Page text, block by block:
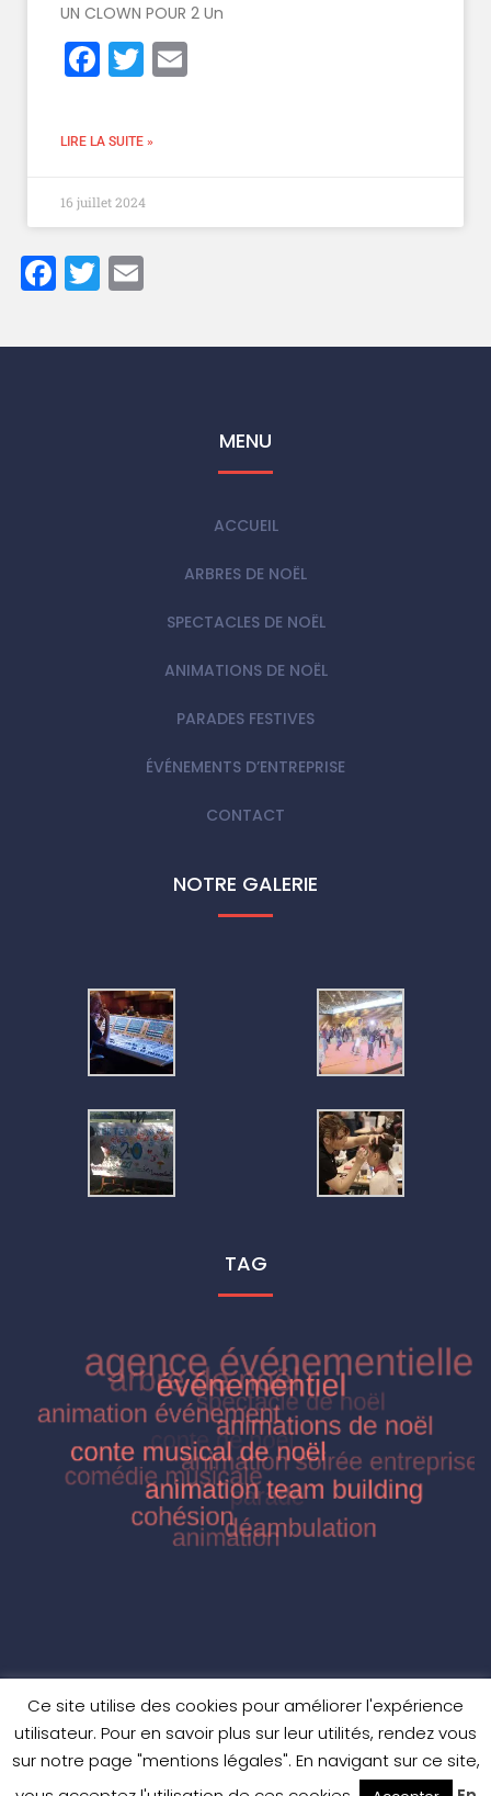
UN CLOWN POUR 2 Un
Facebook
Twitter
LIRE LA SUITE »
16 juillet 2024
Facebook
Twitter
MENU
ACCUEIL
ARBRES DE NOËL
SPECTACLES DE NOËL
ANIMATIONS DE NOËL
PARADES FESTIVES
ÉVÉNEMENTS D’ENTREPRISE
CONTACT
NOTRE GALERIE
TAG
Ce site utilise des cookies pour améliorer l'expérience
utilisateur. Pour en savoir plus sur leur utilités, rendez vous
sur notre page "mentions légales". En navigant sur ce site,